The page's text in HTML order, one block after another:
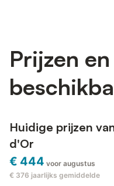
Prijzen en
Huidige prijzen
d'Or
€ 444 voor augustus
€ 376 jaarlijks gemiddelde